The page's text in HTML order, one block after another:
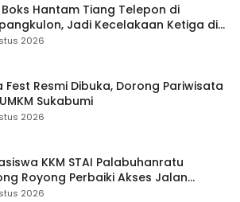
Hantam Tiang Telepon di
Jadi Kecelakaan Ketiga di
Sama
2026
Fest Resmi Dibuka, Dorong Pariwisata
Sukabumi
2026
KKM STAI Palabuhanratu
Royong Perbaiki Akses Jalan
Ta’lim di Sagaranten
2026